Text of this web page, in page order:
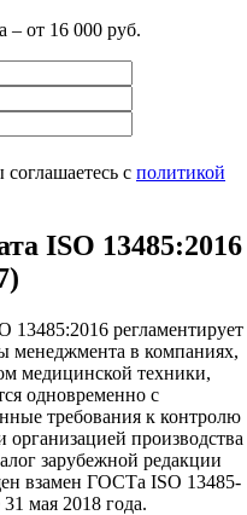
– от 16 000 руб.
с политикой
ISO 13485:2016
13485:2016 регламентирует
менеджмента в компаниях,
медицинской техники,
одновременно с
требования к контролю
организацией производства
зарубежной редакции
взамен ГОСТа ISO 13485-
мая 2018 года.